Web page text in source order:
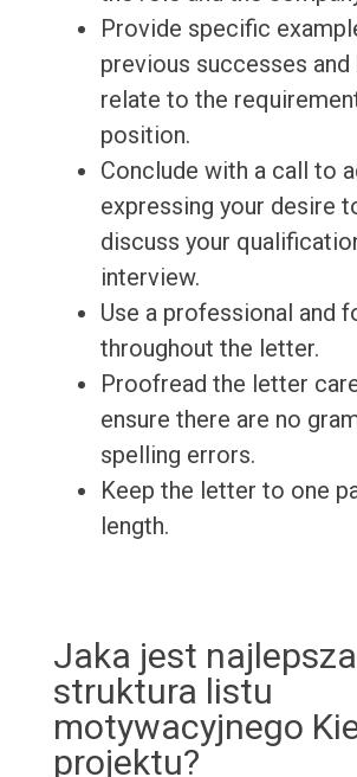
Provide specific
previous successes and
relate to the
position.
Conclude with a call to
expressing your desire
discuss your
interview.
Use a professional and
throughout the letter.
Proofread the letter
ensure there are no
spelling errors.
Keep the letter to one
length.
Jaka jest najlepsza
struktura listu
motywacyjnego
projektu?